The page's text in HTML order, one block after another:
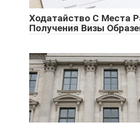
Ходатайство С Места
Получения Визы